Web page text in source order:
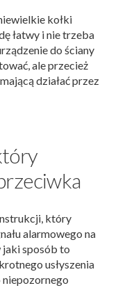
kołki
łatwy i nie trzeba
do ściany
ale przecież
działać przez
który
alarmowego na
jaki sposób to
usłyszenia